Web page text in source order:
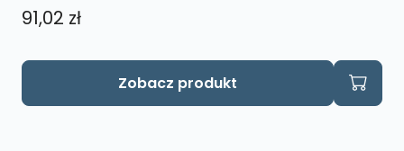
91,02 zł
Zobacz produkt